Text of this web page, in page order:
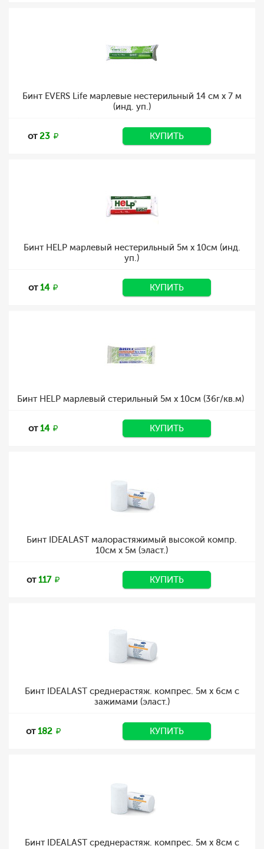
Бинт EVERS Life марлевые нестерильный 14 см х 7 м
(инд. уп.)
от23 КУПИТЬ
Бинт HELP марлевый нестерильный 5м х 10см (инд.
уп.)
от14 КУПИТЬ
Бинт HELP марлевый стерильный 5м х 10см (36г/кв.м)
от14 КУПИТЬ
Бинт IDEALAST малорастяжимый высокой компр.
10см х 5м (эласт.)
от117 КУПИТЬ
Бинт IDEALAST среднерастяж. компрес. 5м х 6см с
зажимами (эласт.)
от182 КУПИТЬ
Бинт IDEALAST среднерастяж. компрес. 5м х 8см с